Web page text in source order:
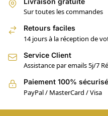
Sur toutes les commandes
Retours faciles
14 jours à la réception de
Service Client
Assistance par emails 5j/7
Paiement 100% sécurisé
PayPal / MasterCard / Visa